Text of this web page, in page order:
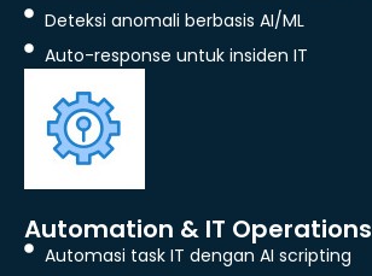
Deteksi anomali berbasis AI/ML
Auto-response untuk insiden IT
Automation & IT Operations
Automasi task IT dengan AI scripting